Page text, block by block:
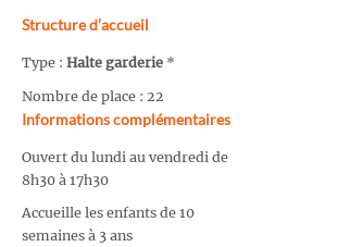
Structure d’accueil
Type : Halte garderie *
Nombre de place : 22
Informations complémentaires
Ouvert du lundi au vendredi de
8h30 à 17h30
Accueille les enfants de 10
semaines à 3 ans